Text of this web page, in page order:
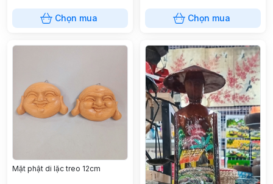
Chọn mua Chọn mua
Mặt phật di lặc treo 12cm